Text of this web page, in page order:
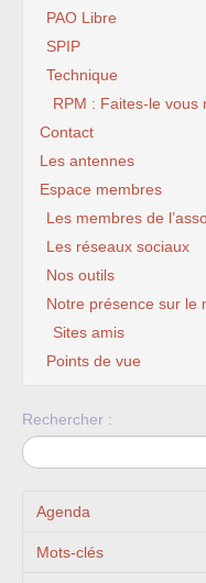
PAO Libre
SPIP
Technique
RPM : Faites-le vous
Contact
Les antennes
Espace membres
Les membres de
Les réseaux sociaux
Nos outils
Notre présence sur le
Sites amis
Points de vue
Rechercher :
Agenda
Mots-clés